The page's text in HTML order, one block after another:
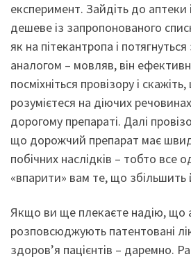
експеримент. Зайдіть до
дешеве із запропонованого
як на пітекантропа і
аналогом – мовляв, він
посміхніться провізору і
розумієтеся на діючих
дорогому препараті. Далі
що дорожчий препарат має
побічних наслідків – тобто все
«впарити» вам те, що збільшить
Якщо ви ще плекаєте надію, що
розповсюджують патентовані
здоров’я пацієнтів – даремно.